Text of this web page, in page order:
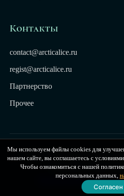
Контакты
contact@arcticalice.ru
regist@arcticalice.ru
Партнерство
Прочее
© 2022-2026 Издательство
защищены.
Публичная оферта|Политика
Мы используем файлы cookies для
нашем сайте, вы соглашаетесь с
Чтобы ознакомиться с нашей
персональных данных,
Согласен